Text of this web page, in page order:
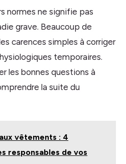
normes ne signifie pas
grave. Beaucoup de
carences simples à corriger
temporaires.
les bonnes questions à
la suite du
vêtements : 4
responsables de vos